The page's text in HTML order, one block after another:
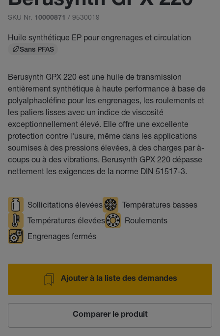
SKU Nr. 10000871 / 9530019
Huile synthétique EP pour engrenages et circulation
Sans PFAS
Berusynth GPX 220 est une huile de transmission
entièrement synthétique à haute performance à base de
polyalphaoléfine pour les engrenages, les roulements et
les paliers lisses avec un indice de viscosité
exceptionnellement élevé. Elle offre une excellente
protection contre l'usure, même dans les applications
soumises à des pressions élevées, à des charges par à-
coups ou à des vibrations. Berusynth GPX 220 dépasse
nettement les exigences de la norme DIN 51517-3.
Sollicitations élevées
Températures basses
Températures élevées
Roulements
Engrenages fermés
Ajouter à la liste des demandes
Comparer le produit